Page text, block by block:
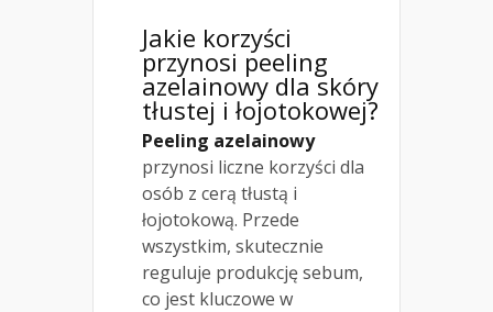
Jakie korzyści
przynosi peeling
azelainowy dla skóry
tłustej i łojotokowej?
Peeling azelainowy
przynosi liczne korzyści dla
osób z cerą tłustą i
łojotokową. Przede
wszystkim, skutecznie
reguluje produkcję sebum,
co jest kluczowe w